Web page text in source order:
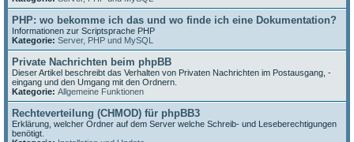
PHP: wo bekomme ich das und wo finde ich eine Dokumentation?
Informationen zur Scriptsprache PHP
Kategorie: Server, PHP und MySQL
Private Nachrichten beim phpBB
Dieser Artikel beschreibt das Verhalten von Privaten Nachrichten im Postausgang, -
eingang und den Umgang mit den Ordnern.
Kategorie: Allgemeine Funktionen
Rechteverteilung (CHMOD) für phpBB3
Erklärung, welcher Ordner auf dem Server welche Schreib- und Leseberechtigungen
benötigt.